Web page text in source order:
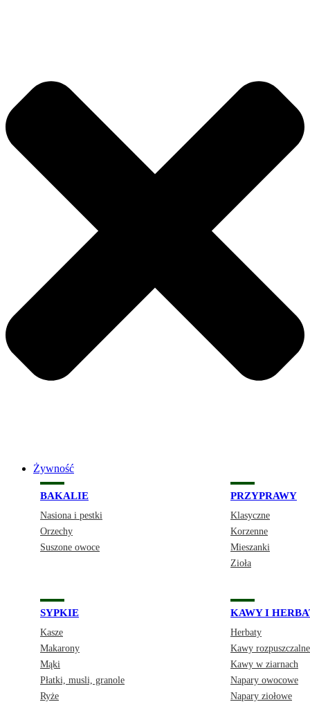
Żywność
BAKALIE
Nasiona i pestki
Orzechy
Suszone owoce
PRZYPRAWY
Klasyczne
Korzenne
Mieszanki
Zioła
SYPKIE
Kasze
Makarony
Mąki
Płatki, musli, granole
Ryże
KAWY I
Herbaty
Kawy rozpuszczalne
Kawy w ziarnach
Napary owocowe
Napary ziołowe